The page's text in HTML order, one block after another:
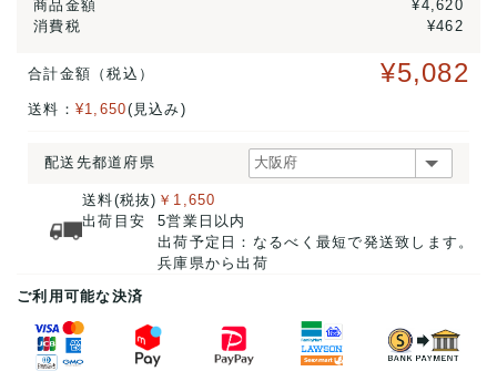
商品金額
¥4,620
消費税
¥462
合計金額（税込） ¥5,082
送料： ¥1,650(見込み)
配送先都道府県
送料(税抜)
出荷目安
￥1,650
5営業日以内
出荷予定日：なるべく最短で発送致します。
兵庫県から出荷
ご利用可能な決済